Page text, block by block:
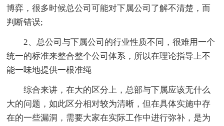
博弈，很多时候总公司可能对下属公司了解不清楚，而
判断错误;
2、总公司与下属公司的行业性质不同，很难用一个
统一的标准来整合整个公司体系，所以在理论指导上不
能一味地提供一根准绳
综合来讲，在大的区分上，总部与下属应该无什么
大的问题，如此区分相对较为清晰，但在具体实施中存
在的一些漏洞，需要大家在实际工作中进行弥补，是为